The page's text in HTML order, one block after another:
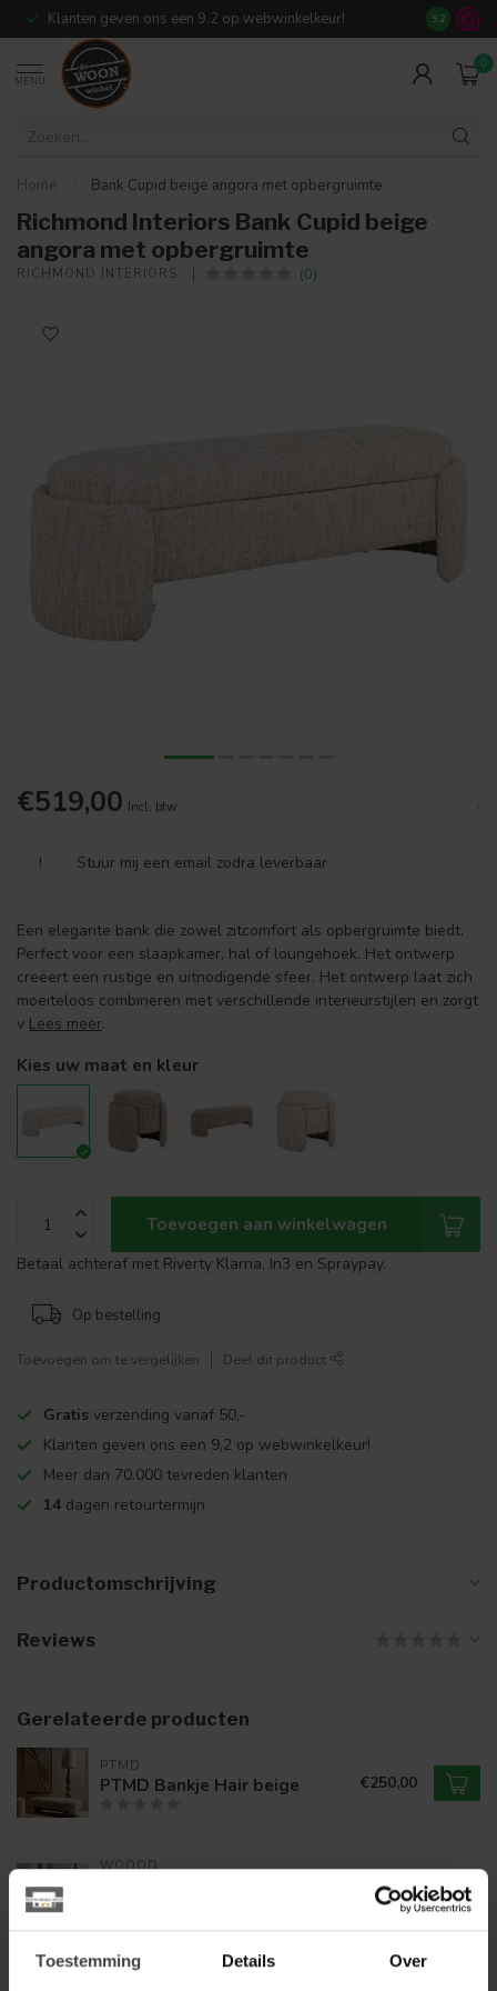
Toestemming Details Over
Klanten geven ons een 9,2 op webwinkelkeur! Meer dan
9.2
MENU
0
Home Bank Cupid beige angora met opbergruimte
Richmond Interiors Bank Cupid beige
angora met opbergruimte
RICHMOND INTERIORS (0)
€519,00 Incl. btw .
! Stuur mij een email zodra leverbaar
Een elegante bank die zowel zitcomfort als opbergruimte biedt.
Perfect voor een slaapkamer, hal of loungehoek. Het ontwerp
creëert een rustige en uitnodigende sfeer. Het ontwerp laat zich
moeiteloos combineren met verschillende interieurstijlen en zorgt
v Lees meer.
Kies uw maat en kleur
Toevoegen aan winkelwagen
Betaal achteraf met Riverty Klarna, In3 en Spraypay.
Op bestelling
Toevoegen om te vergelijken Deel dit product
Gratis verzending vanaf 50,-
Klanten geven ons een 9,2 op webwinkelkeur!
Meer dan 70.000 tevreden klanten
14 dagen retourtermijn
Productomschrijving
Reviews
Gerelateerde producten
PTMD
PTMD Bankje Hair beige €250,00
WOOOD
€299,00